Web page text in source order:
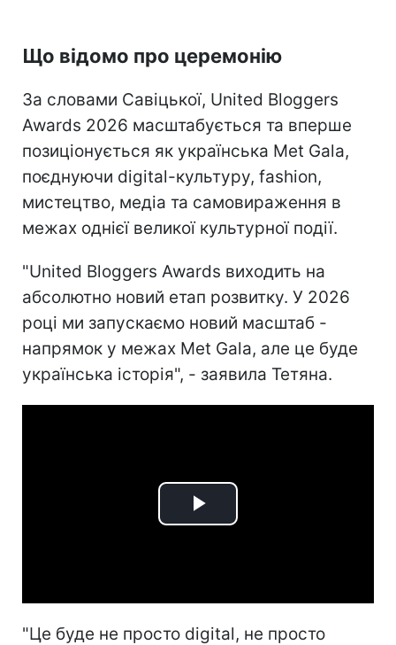
Що відомо про церемонію
За словами Савіцької, United Bloggers
Awards 2026 масштабується та вперше
позиціонується як українська Met Gala,
поєднуючи digital-культуру, fashion,
мистецтво, медіа та самовираження в
межах однієї великої культурної події.
"United Bloggers Awards виходить на
абсолютно новий етап розвитку. У 2026
році ми запускаємо новий масштаб -
напрямок у межах Met Gala, але це буде
українська історія", - заявила Тетяна.
Play
"Це буде не просто digital, не просто